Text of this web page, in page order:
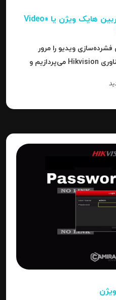
فشرده‌سازی تصاویر در دوربین‌ هایک ویژن یا «Video
ویدیو را مرور
می‌کنیم، سپس به جزئیات فناوری Hikvision می‌پردازیم و